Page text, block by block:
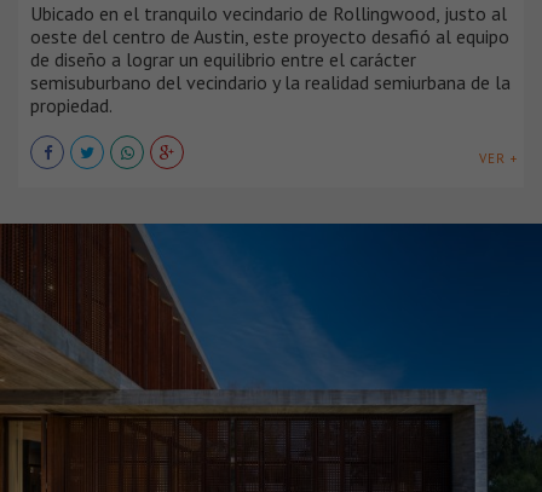
Ubicado en el tranquilo vecindario de Rollingwood, justo al
oeste del centro de Austin, este proyecto desafió al equipo
de diseño a lograr un equilibrio entre el carácter
semisuburbano del vecindario y la realidad semiurbana de la
propiedad.
VER +